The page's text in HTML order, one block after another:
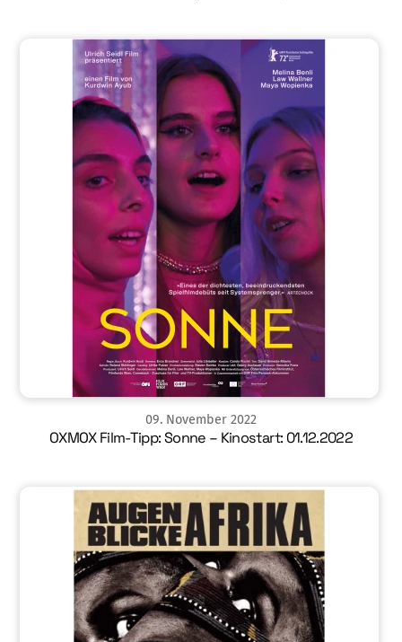
09. November 2022
OXMOX Film-Tipp: Sonne – Kinostart: 01.12.2022